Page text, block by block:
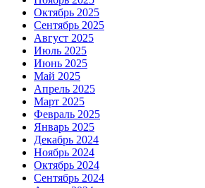
Октябрь 2025
Сентябрь 2025
Август 2025
Июль 2025
Июнь 2025
Май 2025
Апрель 2025
Март 2025
Февраль 2025
Январь 2025
Декабрь 2024
Ноябрь 2024
Октябрь 2024
Сентябрь 2024